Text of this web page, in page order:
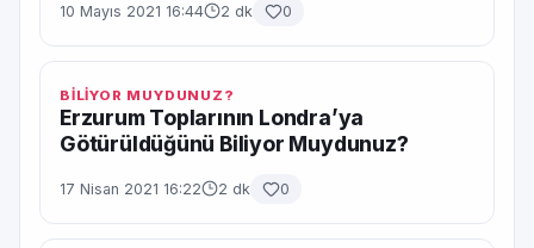
10 Mayıs 2021 16:44 2 dk 0
BİLİYOR MUYDUNUZ?
Erzurum Toplarının Londra’ya
Götürüldüğünü Biliyor Muydunuz?
17 Nisan 2021 16:22 2 dk 0